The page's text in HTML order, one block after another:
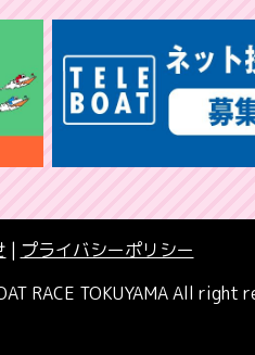
| プライバシーポリシー
RACE TOKUYAMA All right